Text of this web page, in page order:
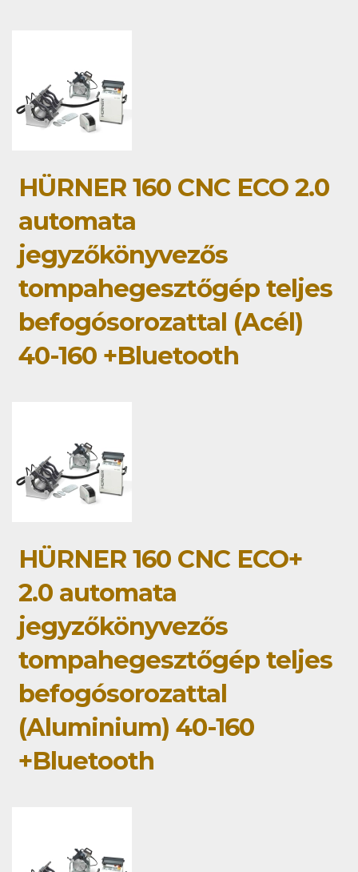
HÜRNER 160 CNC ECO 2.0
automata
jegyzőkönyvezős
tompahegesztőgép teljes
befogósorozattal (Acél)
40-160 +Bluetooth
HÜRNER 160 CNC ECO+
2.0 automata
jegyzőkönyvezős
tompahegesztőgép teljes
befogósorozattal
(Aluminium) 40-160
+Bluetooth